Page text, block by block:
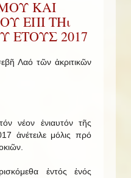
ΚΑΙ
ΕΠΙ ΤΗι
ΕΤΟΥΣ 2017
Λαό τῶν ἀκριτικῶν
νέον ἐνιαυτόν τῆς
ἀνέτειλε μόλις πρό
ἐντός ἑνός